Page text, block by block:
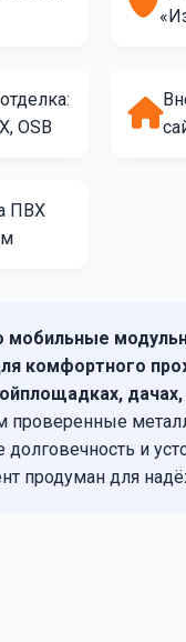
OSB
ПВХ
мобильные
комфортного
проверенные
и
продуман для